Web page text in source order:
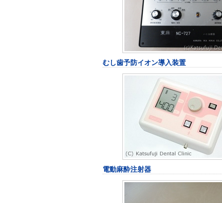
むし歯予防イオン導入装置
電動麻酔注射器